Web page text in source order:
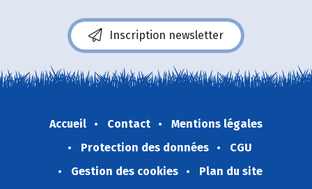
Inscription newsletter
Accueil Contact
Mentions légales
Protection des données
CGU
Gestion des cookies
Plan du site